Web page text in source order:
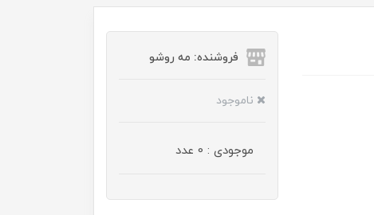
فروشنده: مه رو‌شو
ناموجود
موجودی : 0 عدد